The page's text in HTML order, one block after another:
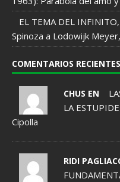
EL TEMA DEL
Spinoza a Lodowijk
COMENTARIOS RECIENTES
CHUS EN
LA
Cipolla
RIDI